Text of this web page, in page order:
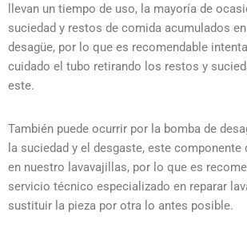
llevan un tiempo de uso, la mayoría de
suciedad y restos de comida acumulados
desagüe, por lo que es recomendable
cuidado el tubo retirando los restos y
este.
También puede ocurrir por la bomba de
la suciedad y el desgaste, este componente
en nuestro lavavajillas, por lo que es
servicio técnico especializado en reparar
sustituir la pieza por otra lo antes posible.